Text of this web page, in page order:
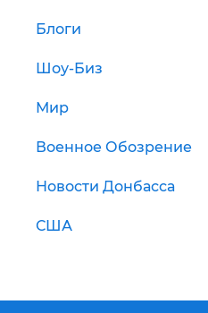
Блоги
Шоу-Биз
Мир
Военное Обозрение
Новости Донбасса
США